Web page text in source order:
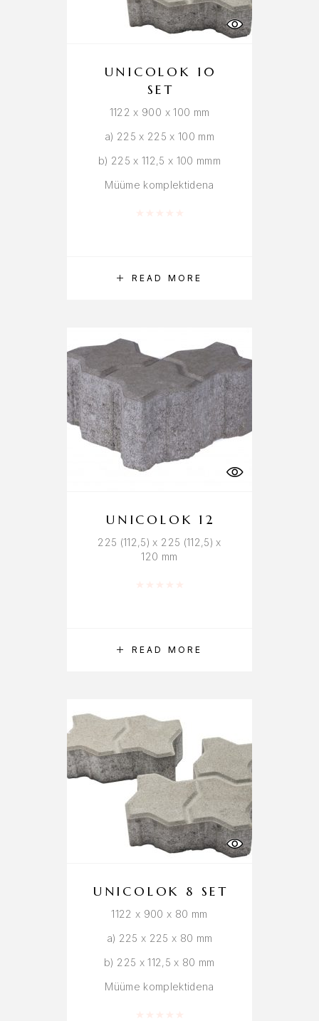
READ MORE
UNICOLOK 10
SET
1122 x 900 x 100 mm
a) 225 x 225 x 100 mm
b) 225 x 112,5 x 100 mmm
Müüme komplektidena
READ MORE
UNICOLOK 12
225 (112,5) x 225 (112,5) x
120 mm
UNICOLOK 8 SET
1122 x 900 x 80 mm
a) 225 x 225 x 80 mm
b) 225 x 112,5 x 80 mm
Müüme komplektidena